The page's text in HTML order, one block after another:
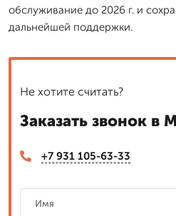
обслуживание до 2026 г. и
дальнейшей поддержки.
Не хотите считать?
Заказать звонок в
+7 931 105-63-33